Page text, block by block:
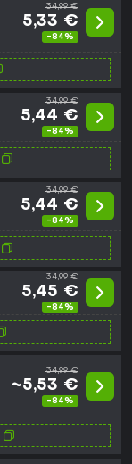
34,99 €
5,33 €
-84%
34,99 €
5,44 €
-84%
34,99 €
5,44 €
-84%
34,99 €
5,45 €
-84%
34,99 €
~5,53 €
-84%